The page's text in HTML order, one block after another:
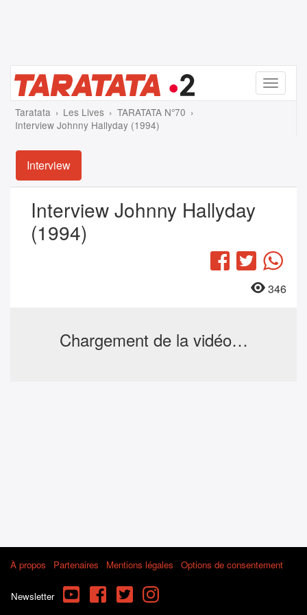
Menu
Taratata Les Lives
TARATATA N°70
Interview Johnny Hallyday (1994)
Interview
Interview Johnny Hallyday
(1994)
Facebook
Twitter
346
Chargement de la vidéo…
À propos Partenaires Mentions légales Options de consentement
Newsletter YouTube FacebookTwitterInstagram